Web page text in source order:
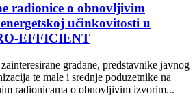
radionice o obnovljivim
učinkovitosti u
EFFICIENT
građane, predstavnike javnog
te male i srednje poduzetnike na
radionicama o obnovljivim izvorim...